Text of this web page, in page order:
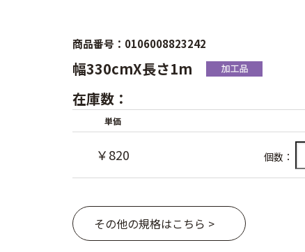
商品番号：0106008823242
幅330cmX長さ1m
在庫数：
単価
￥820 個数：
その他の規格はこちら >